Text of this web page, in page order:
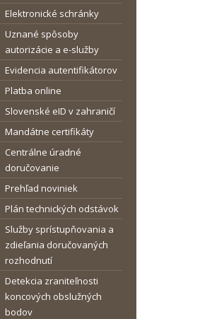
Elektronické schránky
Uznané spôsoby
autorizácie a e-služby
Evidencia autentifikátorov
Platba online
Slovenské eID v zahraničí
Mandátne certifikáty
Centrálne úradné
doručovanie
Prehľad noviniek
Plán technických odstávok
Služby sprístupňovania a
zdieľania doručovaných
rozhodnutí
Detekcia zraniteľnosti
koncových obslužných
bodov